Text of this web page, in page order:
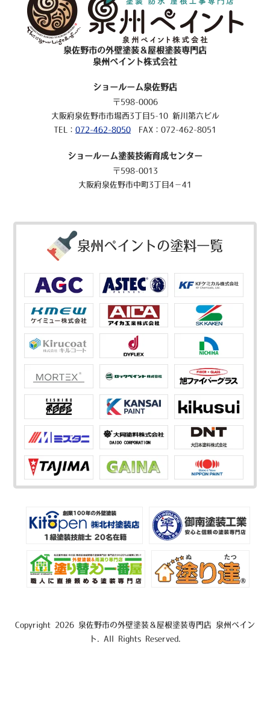
泉佐野市の外壁塗装＆屋根塗装専門店
泉州ペイント株式会社
ショールーム泉佐野店
〒598-0006
大阪府泉佐野市市場西3丁目5-10 新川第六ビル
TEL： 072-462-8050 FAX：072-462-8051
ショールーム塗装技術育成センター
〒598-0013
大阪府泉佐野市中町3丁目4－41
泉州ペイントの塗料一覧
Copyright 2026 泉佐野市の外壁塗装＆屋根塗装専門店 泉州ペイン
ト. All Rights Reserved.